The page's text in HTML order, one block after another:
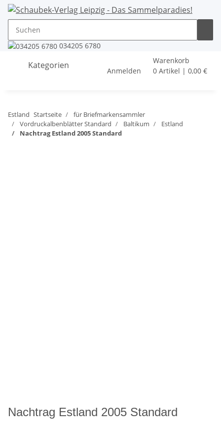
034205 6780
Kategorien
Anmelden
Warenkorb
0 Artikel | 0,00 €
Estland Startseite
für Briefmarkensammler
Vordruckalbenblätter Standard
Baltikum
Estland
Nachtrag Estland 2005 Standard
Nachtrag Estland 2005 Standard